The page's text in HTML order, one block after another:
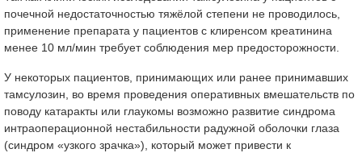
почечной недостаточностью тяжёлой степени не проводилось,
применение препарата у пациентов с клиренсом креатинина
менее 10 мл/мин требует соблюдения мер предосторожности.
У некоторых пациентов, принимающих или ранее принимавших
тамсулозин, во время проведения оперативных вмешательств по
поводу катаракты или глаукомы возможно развитие синдрома
интраоперационной нестабильности радужной оболочки глаза
(синдром «узкого зрачка»), который может привести к